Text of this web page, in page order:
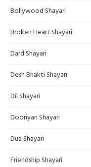
Bollywood Shayari
Broken Heart Shayari
Dard Shayari
Desh Bhakti Shayari
Dil Shayari
Dooriyan Shayari
Dua Shayari
Friendship Shayari